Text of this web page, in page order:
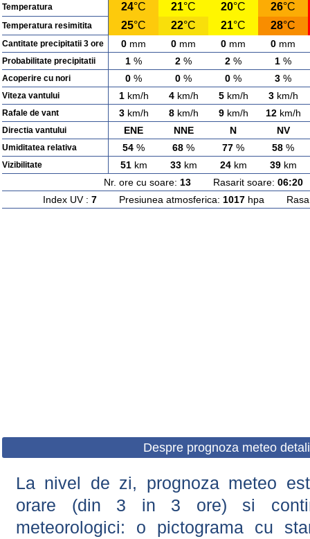
Temperatura 24°C 21°C 20°C 26°C
Temperatura resimitita 25°C 22°C 21°C 28°C
Cantitate precipitatii 3 ore 0 mm 0 mm 0 mm 0 mm
Probabilitate precipitatii 1 % 2 % 2 % 1 %
Acoperire cu nori 0 % 0 % 0 % 3 %
Viteza vantului 1km/h 4km/h 5km/h 3km/h
Rafale de vant 3km/h 8km/h 9km/h 12km/h
Directia vantului ENE NNE N NV
Umiditatea relativa 54 % 68 % 77 % 58 %
Vizibilitate 51km 33km 24km 39km
Nr. ore cu soare: 13Rasarit soare: 06:20
Index UV : 7Presiunea atmosferica: 1017hpa
Despre prognoza meteo
La nivel de zi, prognoza meteo
orare (din 3 in 3 ore) si
meteorologici: o pictograma cu